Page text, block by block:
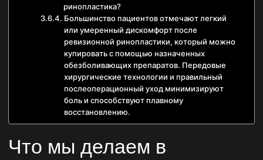
ринопластика?
Большинство пациентов отмечают легкий
или умеренный дискомфорт после
ревизионной ринопластики, который можно
купировать с помощью назначенных
обезболивающих препаратов. Передовые
хирургические технологии и правильный
послеоперационный уход минимизируют
боль и способствуют плавному
восстановлению.
Что мы делаем в